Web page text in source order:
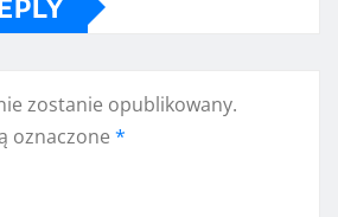
zostanie opublikowany.
oznaczone *